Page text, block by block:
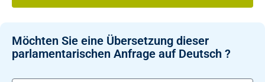
Möchten Sie eine Übersetzung dieser
parlamentarischen Anfrage auf Deutsch ?